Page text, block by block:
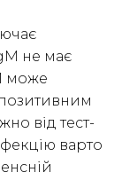
не має
може
від тест-
варто